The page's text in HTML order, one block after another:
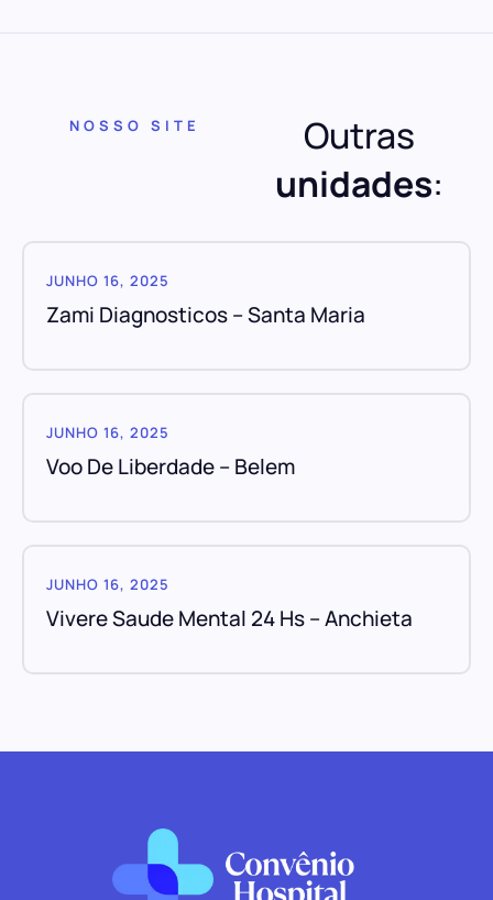
NOSSO SITE
Outras
unidades:
JUNHO 16, 2025
Zami Diagnosticos – Santa Maria
JUNHO 16, 2025
Voo De Liberdade – Belem
JUNHO 16, 2025
Vivere Saude Mental 24 Hs – Anchieta